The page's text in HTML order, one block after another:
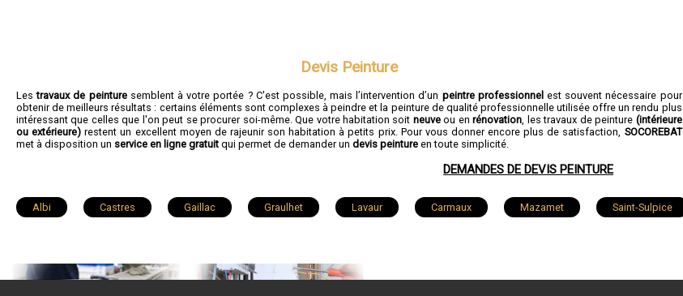
Devis Peinture
Lestravaux de peinturesemblent à votre portée ? C'est possible, mais l’intervention d’un peintre professionnel est souvent nécessaire pour
obtenir de meilleurs résultats : certains éléments sont complexes à peindre et la peinture de qualité professionnelle utilisée offre un rendu plus
intéressant que celles que l'on peut se procurer soi-même. Que votre habitation soit neuveou enrénovation , les travaux de peinture (intérieure
ou extérieure) restent un excellent moyen de rajeunir son habitation à petits prix. Pour vous donner encore plus de satisfaction, SOCOREBAT
met à disposition un service en ligne gratuit qui permet de demander un devis peinture en toute simplicité.
DEMANDES DE DEVIS PEINTURE
Albi Castres Gaillac Graulhet Lavaur Carmaux Mazamet Saint-Sulpice
Pont-de-Larn Aiguefonde Lacaune Sorèze Arthès Payrin-Augmontel Coufouleux